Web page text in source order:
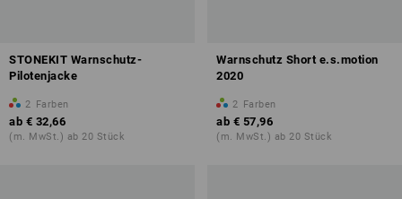
STONEKIT Warnschutz-
Pilotenjacke
2 Farben
ab € 32,66
(m. MwSt.) ab 20 Stück
Warnschutz Short e.s.motion
2020
2 Farben
ab € 57,96
(m. MwSt.) ab 20 Stück